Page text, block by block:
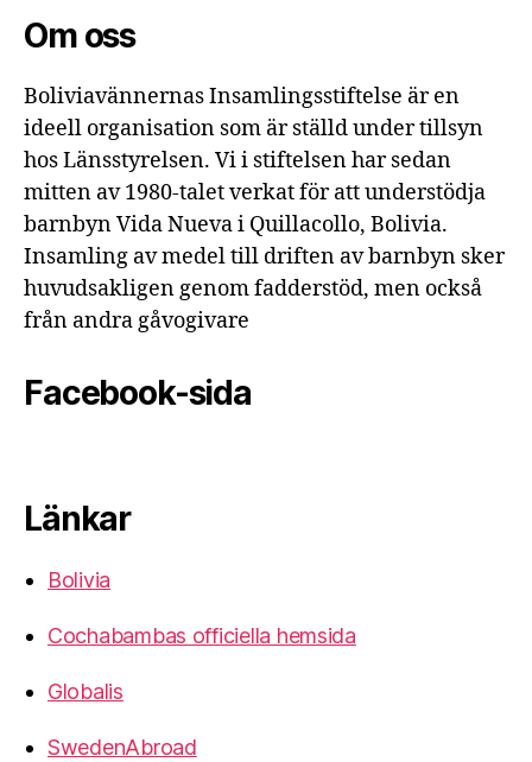
Om oss
Boliviavännernas Insamlingsstiftelse är en
ideell organisation som är ställd under tillsyn
hos Länsstyrelsen. Vi i stiftelsen har sedan
mitten av 1980-talet verkat för att understödja
barnbyn Vida Nueva i Quillacollo, Bolivia.
Insamling av medel till driften av barnbyn sker
huvudsakligen genom fadderstöd, men också
från andra gåvogivare
Facebook-sida
Länkar
Bolivia
Cochabambas officiella hemsida
Globalis
SwedenAbroad